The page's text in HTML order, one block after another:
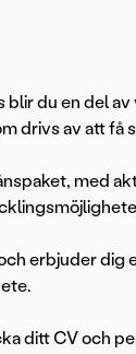
blir du en del
drivs av att få
med
erbjuder
ditt CV och